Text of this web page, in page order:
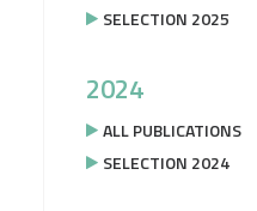
SELECTION 2025
2024
ALL PUBLICATIONS
SELECTION 2024